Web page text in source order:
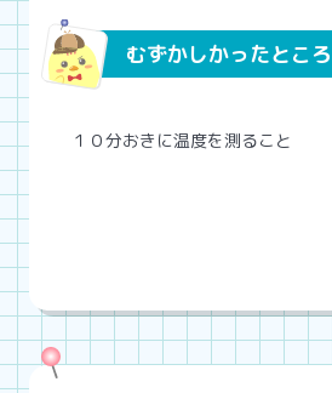
むずかしかったところ
１０分おきに温度を測ること